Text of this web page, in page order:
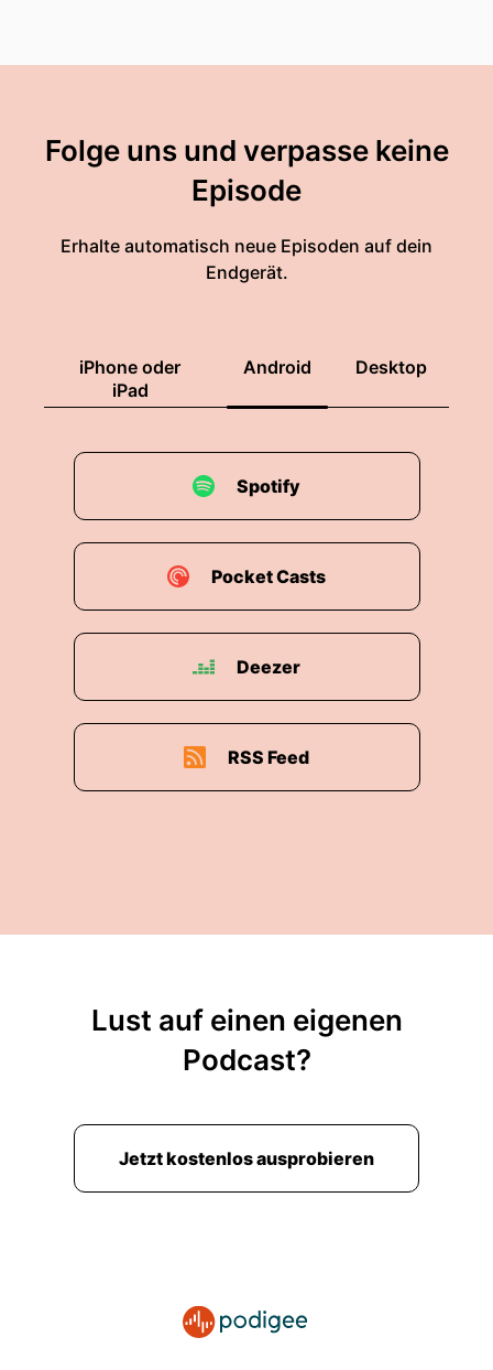
Folge uns und verpasse keine
Episode
Erhalte automatisch neue Episoden auf dein
Endgerät.
iPhone oder
iPad
Android Desktop
Spotify
Pocket Casts
Deezer
RSS Feed
Lust auf einen eigenen
Podcast?
Jetzt kostenlos ausprobieren